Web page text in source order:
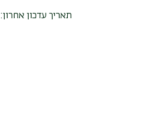
תאריך עדכון אחרון: 13/02/2011